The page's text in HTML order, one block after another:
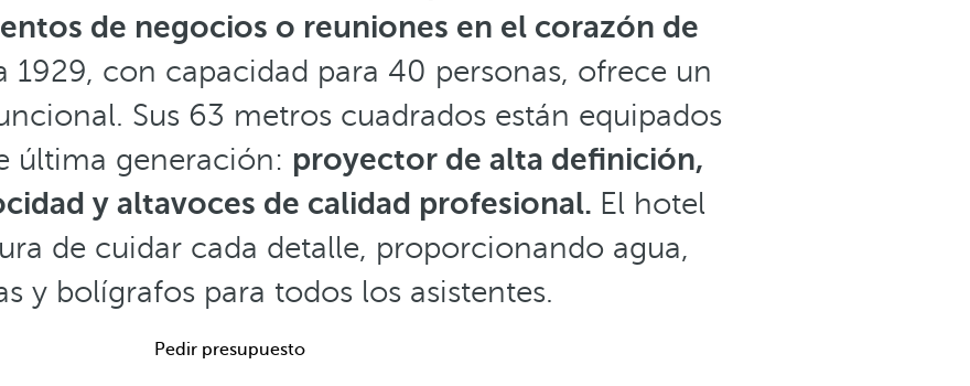
de negocios o reuniones en el corazón de
1929, con capacidad para 40 personas, ofrece un
Sus 63 metros cuadrados están equipados
última generación: proyector de alta definición,
y altavoces de calidad profesional. El hotel
de cuidar cada detalle, proporcionando agua,
y bolígrafos para todos los asistentes.
Pedir presupuesto